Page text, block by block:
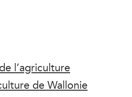
l’agriculture
de Wallonie